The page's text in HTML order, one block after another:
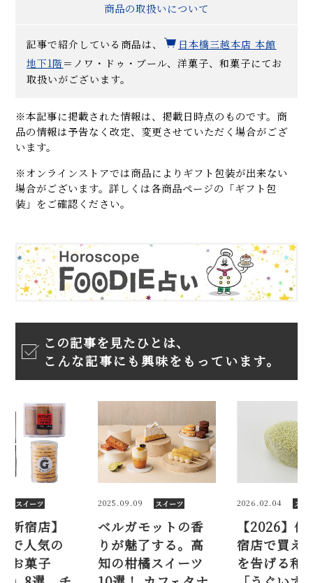
商品の取扱いについて
記事で紹介している商品は、
日本橋三越本店 本館
地下1階 ＝ノワ・ドゥ・ブール、洋菓子、和菓子にてお
取扱いがございます。
※本記事に掲載された情報は、掲載日時点のものです。商
品の情報は予告なく改定、変更させていただく場合がござ
います。
※オンラインストアでは商品によりギフト包装が出来ない
場合がございます。詳しくは各商品ページの「ギフト包
装」をご確認ください。
この記事を見たひとは、
こんな記事にも興味をもっています。
スイーツ
ットの香
する。高
スイーツ
2026.02.04 スイーツ
【2026】伊勢丹新
宿店で買える！ 春
を告げる和菓子
2025.11.12 スイ
【伊勢丹新
デパ地下で
甘くないお